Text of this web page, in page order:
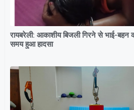
रायबरेली: आकाशीय बिजली गिरने से भाई-बहन
समय हुआ हादसा